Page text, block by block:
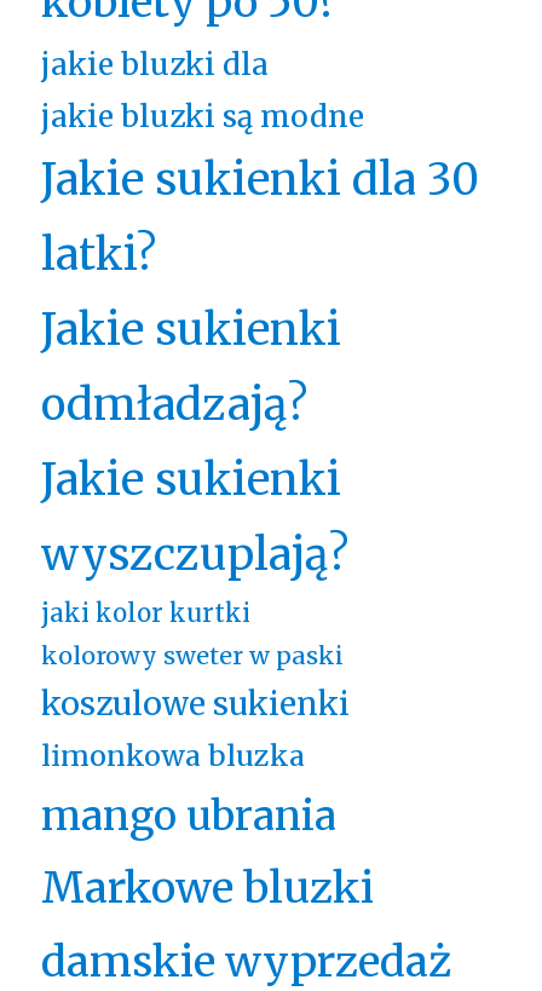
jakie bluzki dla
jakie bluzki są modne
Jakie sukienki dla 30
latki?
Jakie sukienki
odmładzają?
Jakie sukienki
wyszczuplają?
jaki kolor kurtki
kolorowy sweter w paski
koszulowe sukienki
limonkowa bluzka
mango ubrania
Markowe bluzki
damskie wyprzedaż